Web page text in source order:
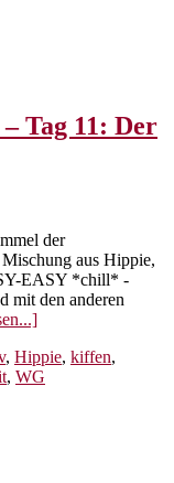
Tag 11: Der
der
aus Hippie,
EASY *chill* -
mit den anderen
ÜberMein
Adventkalender
–
, Hippie, kiffen,
, WG